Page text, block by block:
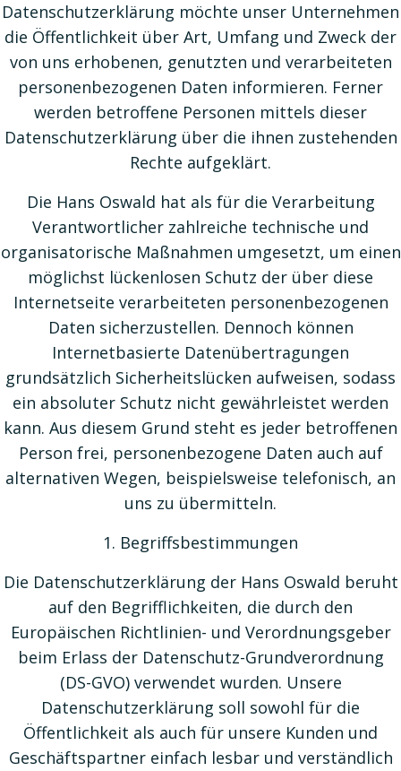
Datenschutzerklärung möchte unser Unternehmen
die Öffentlichkeit über Art, Umfang und Zweck der
von uns erhobenen, genutzten und verarbeiteten
personenbezogenen Daten informieren. Ferner
werden betroffene Personen mittels dieser
Datenschutzerklärung über die ihnen zustehenden
Rechte aufgeklärt.
Die Hans Oswald hat als für die Verarbeitung
Verantwortlicher zahlreiche technische und
organisatorische Maßnahmen umgesetzt, um einen
möglichst lückenlosen Schutz der über diese
Internetseite verarbeiteten personenbezogenen
Daten sicherzustellen. Dennoch können
Internetbasierte Datenübertragungen
grundsätzlich Sicherheitslücken aufweisen, sodass
ein absoluter Schutz nicht gewährleistet werden
kann. Aus diesem Grund steht es jeder betroffenen
Person frei, personenbezogene Daten auch auf
alternativen Wegen, beispielsweise telefonisch, an
uns zu übermitteln.
1. Begriffsbestimmungen
Die Datenschutzerklärung der Hans Oswald beruht
auf den Begrifflichkeiten, die durch den
Europäischen Richtlinien- und Verordnungsgeber
beim Erlass der Datenschutz-Grundverordnung
(DS-GVO) verwendet wurden. Unsere
Datenschutzerklärung soll sowohl für die
Öffentlichkeit als auch für unsere Kunden und
Geschäftspartner einfach lesbar und verständlich